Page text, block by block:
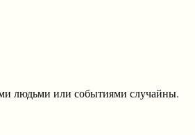
людьми или событиями случайны.